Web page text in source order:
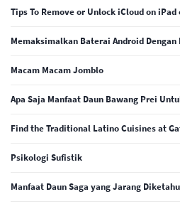
Tips To Remove or Unlock iCloud on
Memaksimalkan Baterai Android
Macam Macam Jomblo
Apa Saja Manfaat Daun Bawang Prei
Find the Traditional Latino Cuisines at
Psikologi Sufistik
Manfaat Daun Saga yang Jarang